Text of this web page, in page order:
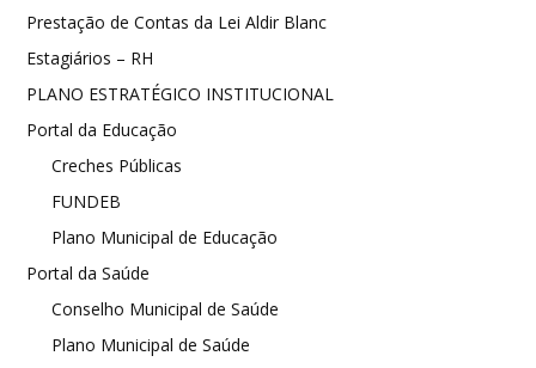
Prestação de Contas da Lei Aldir Blanc
Estagiários – RH
PLANO ESTRATÉGICO INSTITUCIONAL
Portal da Educação
Creches Públicas
FUNDEB
Plano Municipal de Educação
Portal da Saúde
Conselho Municipal de Saúde
Plano Municipal de Saúde